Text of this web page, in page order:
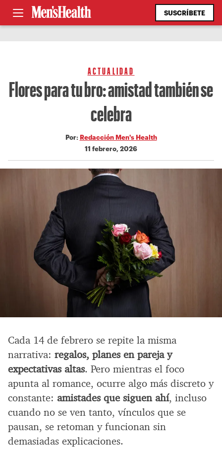
SUSCRÍBETE
ACTUALIDAD
Flores para tu bro: amistad también se
celebra
Por: Redacción Men's Health
11 febrero, 2026
Cada 14 de febrero se repite la misma
narrativa: regalos, planes en pareja y
expectativas altas. Pero mientras el foco
apunta al romance, ocurre algo más discreto y
constante: amistades que siguen ahí, incluso
cuando no se ven tanto, vínculos que se
pausan, se retoman y funcionan sin
demasiadas explicaciones.